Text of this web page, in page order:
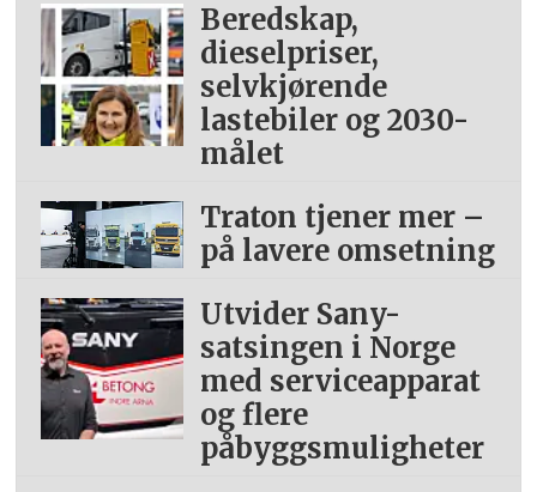
Beredskap,
dieselpriser,
selvkjørende
lastebiler og 2030-
målet
Traton tjener mer –
på lavere omsetning
Utvider Sany-
satsingen i Norge
med serviceapparat
og flere
påbyggsmuligheter